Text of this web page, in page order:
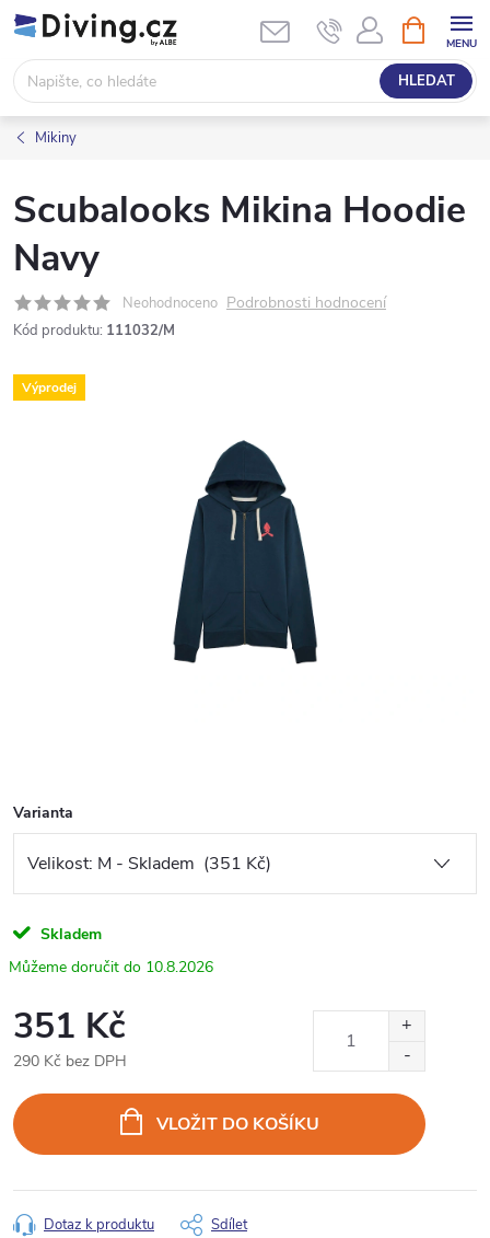
Přejít
na
obsah
HLEDAT
NÁKUPNÍ
KOŠÍK
Mikiny
Scubalooks Mikina Hoodie
Navy
Neohodnoceno Podrobnosti hodnocení
Kód produktu: 111032/M
Výprodej
Varianta
Skladem
10.8.2026
351 Kč
290 Kč bez DPH
cena:
VLOŽIT DO KOŠÍKU
Dotaz k produktu Sdílet